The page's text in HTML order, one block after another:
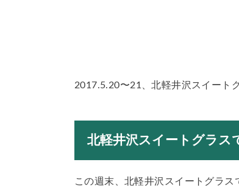
2017.5.20〜21、北軽井沢スイート
北軽井沢スイートグラス
この週末、北軽井沢スイートグラ